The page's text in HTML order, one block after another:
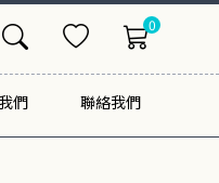
0
們 聯絡我們